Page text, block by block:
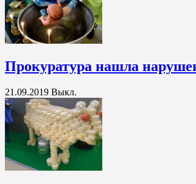
Прокуратура нашла
21.09.2019 Выкл.